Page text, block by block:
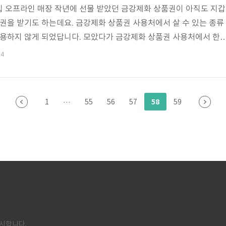
오프라인 매장 작년에 선물 받았던 금강제화 상품권이 아직도 지갑
을 받기도 하는데요. 금강제화 상품권 사용처에서 살 수 있는 종류
하지 않게 되었답니다. 모았다가 금강제화 상품권 사용처에서 한
으로 바꾸기도 합니다. 오늘은 그와 관련된 정보를 알려드리겠습
문했던 금강제화 상품권은 전국 원하는 주소로 우성해준다고 합
구입하는 방법이 있습니다...
1 ··· 55 56 57 58 59